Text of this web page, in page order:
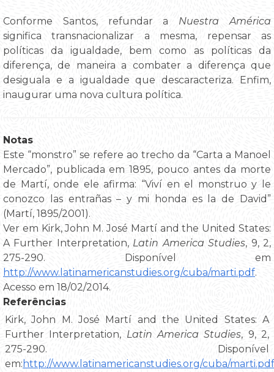
Conforme Santos, refundar a Nuestra América
significa transnacionalizar a mesma, repensar as
políticas da igualdade, bem como as políticas da
diferença, de maneira a combater a diferença que
desiguala e a igualdade que descaracteriza. Enfim,
inaugurar uma nova cultura política.
Notas
Este “monstro” se refere ao trecho da “Carta a Manoel
Mercado”, publicada em 1895, pouco antes da morte
de Martí, onde ele afirma: “Viví en el monstruo y le
conozco las entrañas – y mi honda es la de David”
(Martí, 1895/2001).
Ver em Kirk, John M. José Martí and the United States:
A Further Interpretation, Latin America Studies, 9, 2,
275-290. Disponível em
http://www.latinamericanstudies.org/cuba/marti.pdf.
Acesso em 18/02/2014.
Referências
Kirk, John M. José Martí and the United States: A
Further Interpretation, Latin America Studies, 9, 2,
275-290. Disponível
em: http://www.latinamericanstudies.org/cuba/marti.pdf